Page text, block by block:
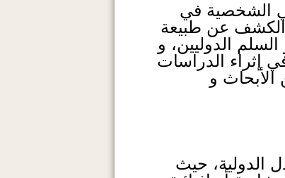
الشخصية في
الكشف عن طبيعة
الدوليين، و
إثراء الدراسات
و
الدولية، حيث